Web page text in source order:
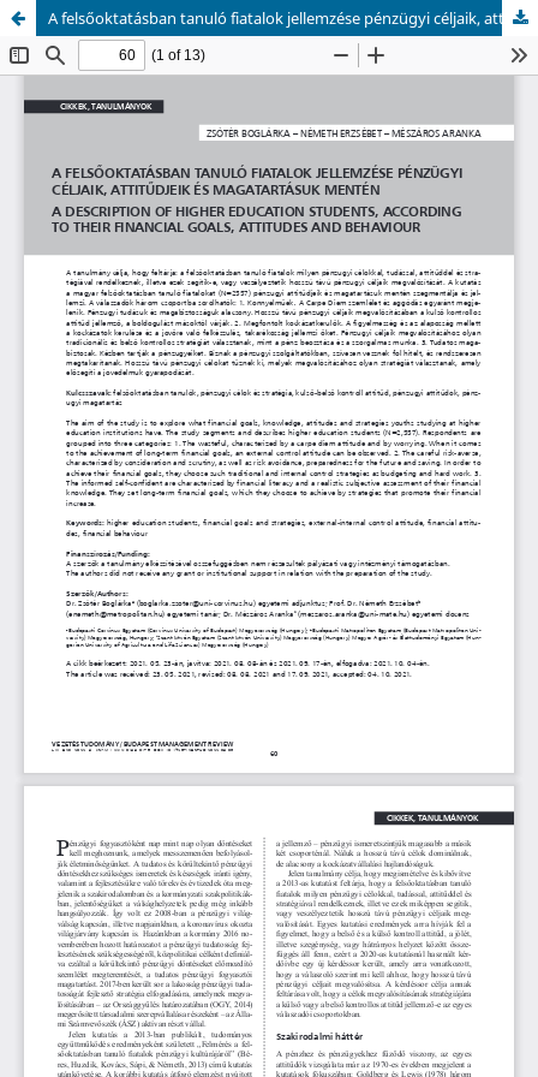
A felsőoktatásban tanuló fiatalok jellemzése pénzügyi céljaik, attitűdjeik és magatartásuk mentén